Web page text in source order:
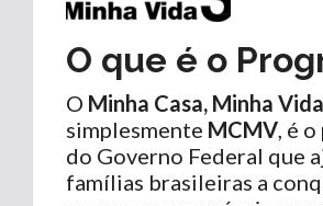
O que é o
O Minha Casa, Minha Vida
simplesmente MCMV, é
do Governo Federal que
famílias brasileiras a